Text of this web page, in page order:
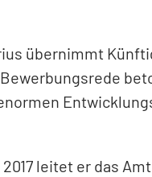
übernimmt
leitet er das